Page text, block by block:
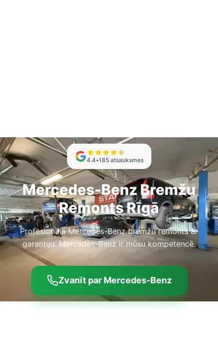
4.4•185 atsauksmes
Mercedes-Benz Bremžu
Remonts Rīgā
Profesionāla Mercedes-Benz bremžu remonts ar
garantiju. Mercedes-Benz ir mūsu kompetencē.
Zvanīt par Mercedes-Benz